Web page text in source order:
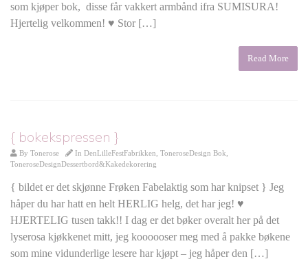
som kjøper bok, disse får vakkert armbånd ifra SUMISURA!
Hjertelig velkommen! ♥ Stor […]
Read More
{ bokekspressen }
By Tonerose In DenLilleFestFabrikken ToneroseDesign Bok
ToneroseDesignDessertbord&Kakedekorering
{ bildet er det skjønne Frøken Fabelaktig som har knipset } Jeg
håper du har hatt en helt HERLIG helg, det har jeg! ♥
HJERTELIG tusen takk!! I dag er det bøker overalt her på det
lyserosa kjøkkenet mitt, jeg koooooser meg med å pakke bøkene
som mine vidunderlige lesere har kjøpt – jeg håper den […]